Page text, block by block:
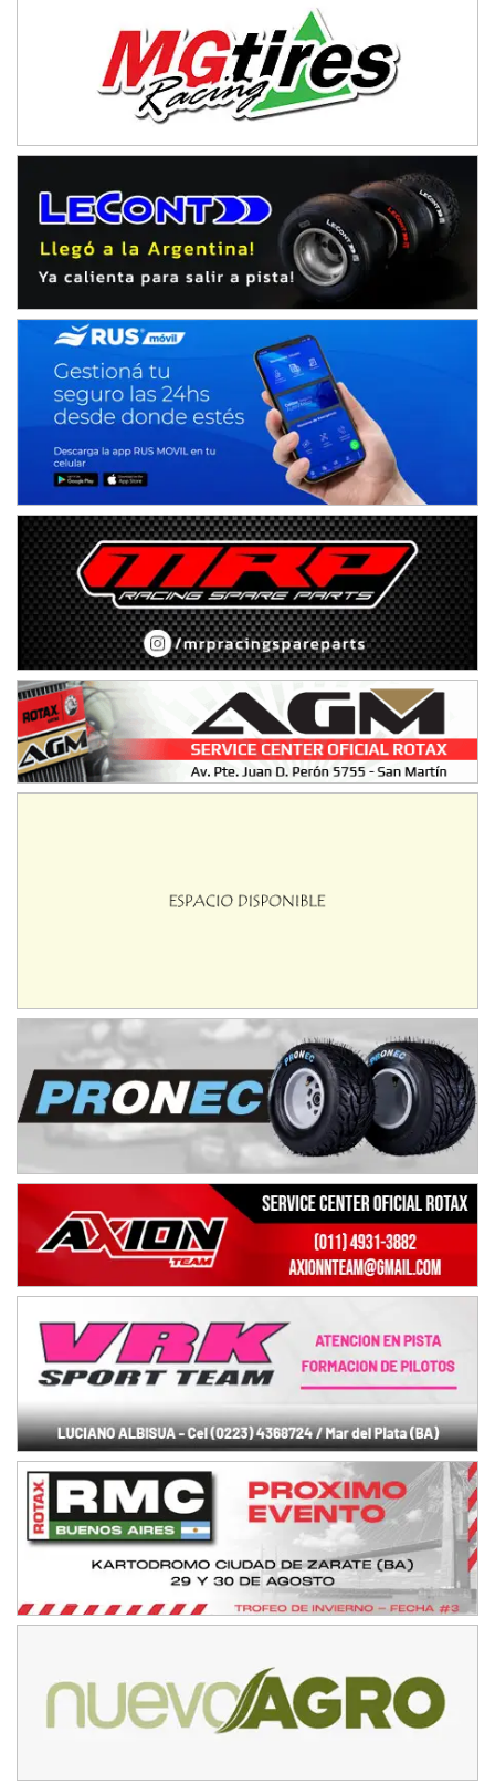
NORESTE SANTAFESINO - F6
Ciudad de Avellaneda (Asfalto)
Avellaneda (Santa Fe)
SUR SANTAFESINO - F4
Rufino (Santa Fe)
TUCUMANO - F5
Juan Navarro (Asfalto)
El Timbó (Tucumán)